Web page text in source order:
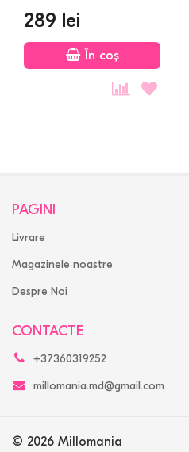
289 lei
În coș
PAGINI
Livrare
Magazinele noastre
Despre Noi
CONTACTE
+37360319252
millomania.md@gmail.com
© 2026 Millomania